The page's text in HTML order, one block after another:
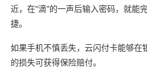
近，在“滴”的一声后输入密码，就能
捷。
如果手机不慎丢失，云闪付卡能够在
的损失可获得保险赔付。